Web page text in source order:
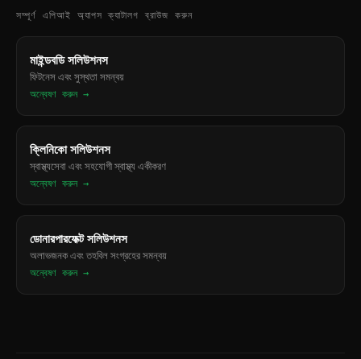
সম্পূর্ণ এপিআই অ্যাপস ক্যাটালগ ব্রাউজ করুন
মাইন্ডবডি সলিউশনস
ফিটনেস এবং সুস্থতা সমন্বয়
অন্বেষণ করুন →
ক্লিনিকো সলিউশনস
স্বাস্থ্যসেবা এবং সহযোগী স্বাস্থ্য একীকরণ
অন্বেষণ করুন →
ডোনারপারফেক্ট সলিউশনস
অলাভজনক এবং তহবিল সংগ্রহের সমন্বয়
অন্বেষণ করুন →